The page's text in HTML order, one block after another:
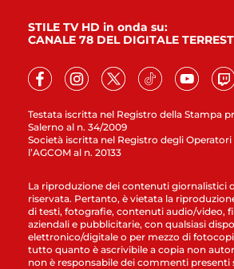
Testata iscritta nel Registro della Stampa
Salerno al n. 34/2009
Società iscritta nel Registro degli
l’AGCOM al n. 20133
STILE TV HD in onda su:
CANALE 78 DEL DIGITALE
La riproduzione dei contenuti giornalistici
riservata. Pertanto, è vietata la
di testi, fotografie, contenuti audio/video,
aziendali e pubblicitarie, con qualsiasi
elettronico/digitale o per mezzo di
tutto quanto è ascrivibile a copia non
non è responsabile dei commenti presenti